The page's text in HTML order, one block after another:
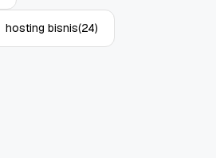
hosting bisnis(24)